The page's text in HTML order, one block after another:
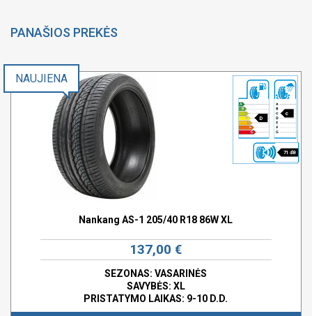
PANAŠIOS PREKĖS
D
c
71 dB
NAUJIENA
Nankang AS-1 205/40 R18 86W XL
137,00 €
SEZONAS: VASARINĖS
SAVYBĖS: XL
PRISTATYMO LAIKAS: 9-10 D.D.